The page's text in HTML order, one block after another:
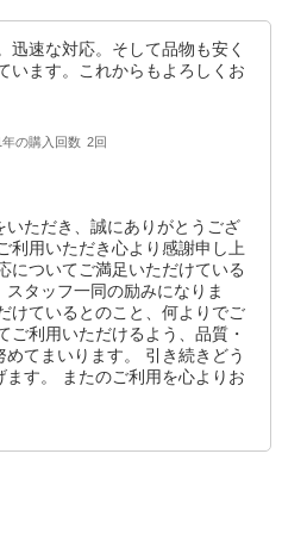
迅速な対応。そして品物も安く
います。これからもよろしくお
の購入回数 2回
いただき、誠にありがとうござ
利用いただき心より感謝申し上
についてご満足いただけている
タッフ一同の励みになりま
けているとのこと、何よりでご
ご利用いただけるよう、品質・
てまいります。 引き続きどう
す。 またのご利用を心よりお